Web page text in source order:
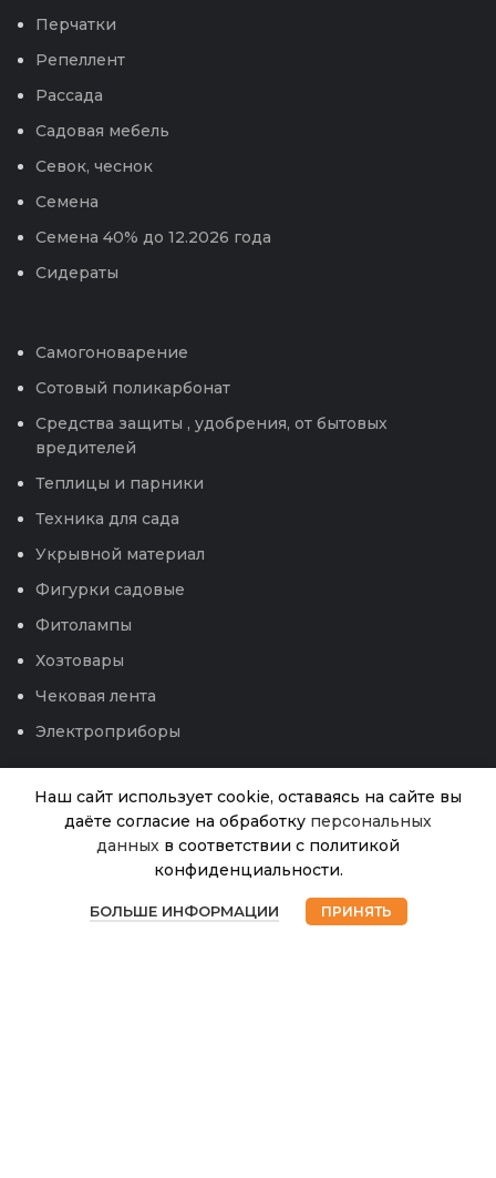
Перчатки
Репеллент
Рассада
Садовая мебель
Севок, чеснок
Семена
Семена 40% до 12.2026 года
Сидераты
Самогоноварение
Сотовый поликарбонат
Средства защиты , удобрения, от бытовых
вредителей
Теплицы и парники
Техника для сада
Укрывной материал
Фигурки садовые
Фитолампы
Хозтовары
Чековая лента
Электроприборы
Наш сайт использует cookie, оставаясь на сайте вы
даёте согласие на обработку персональных
данных в соответствии с политикой
конфиденциальности.
БОЛЬШЕ ИНФОРМАЦИИ ПРИНЯТЬ
Шпалера
Мелкая
решетка,
(В-2,2м
550.00₽
наличии
Магазин Избранное Корзина Мой аккаунт